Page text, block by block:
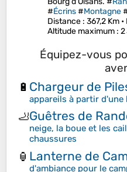
#Écrins#Montagne
Distance : 367,2 Km •
Altitude maximum : 2
Équipez-vous
🔋 Chargeur de
appareils à partir
🦶Guêtres de
neige, la boue et les
chaussures
🏮 Lanterne de
d'ambiance pour le